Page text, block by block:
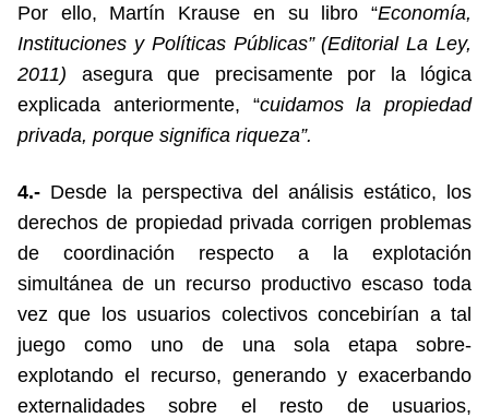
Por ello, Martín Krause en su libro “Economía,
Instituciones y Políticas Públicas” (Editorial La Ley,
2011) asegura que precisamente por la lógica
explicada anteriormente, “cuidamos la propiedad
privada, porque significa riqueza”.
4.- Desde la perspectiva del análisis estático, los
derechos de propiedad privada corrigen problemas
de coordinación respecto a la explotación
simultánea de un recurso productivo escaso toda
vez que los usuarios colectivos concebirían a tal
juego como uno de una sola etapa sobre-
explotando el recurso, generando y exacerbando
externalidades sobre el resto de usuarios,